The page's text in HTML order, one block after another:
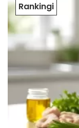
Rankingi